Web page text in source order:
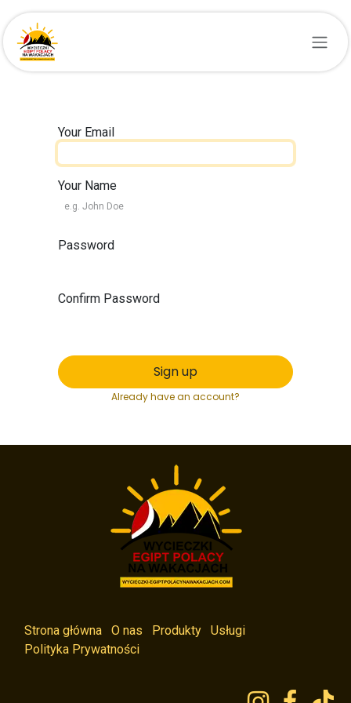
Skip to Content
Your Email
Your Name
Password
Confirm Password
Sign up
Already have an account?
Strona główna O nas Produkty
Usługi
Polityka Prywatności